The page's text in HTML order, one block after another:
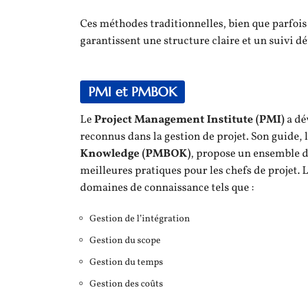
Ces méthodes traditionnelles, bien que
garantissent une structure claire et un suivi
PMI et PMBOK
LeProject Management Institute (PMI)a
reconnus dans la gestion de projet. Son guide,
Knowledge (PMBOK), propose un ensemble
meilleures pratiques pour les chefs de projet.
domaines de connaissance tels que :
Gestion de l’intégration
Gestion du scope
Gestion du temps
Gestion des coûts